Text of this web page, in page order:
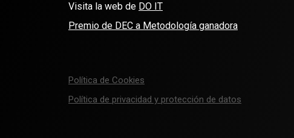
Visita la web de DO IT
Premio de DEC a Metodología ganadora
Política de Cookies
Política de privacidad y protección de datos